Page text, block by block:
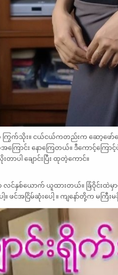
ကြွက်သိုး။ ငယ်ငယ်ကတည်းက ဆော့ဖော်
ြောင်း နောကြေတယ်။ ဒီကောင့်ကြော
ပါ ချောင်းပြီး ထုတဲ့ကောင်။
င်နှစ်ယောက် ယူထားတယ်။ ခြံဝိုင်းထဲမှ
ဖင်အငြိမ်ဆုံးပေါ့ ။ ကျနော်တို့က မကြီး